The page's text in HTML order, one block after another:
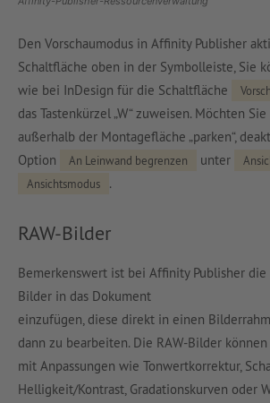
Den Vorschaumodus in Affinity Publisher
Schaltfläche oben in der Symbolleiste, Sie
wie bei InDesign für die Schaltfläche
das Tastenkürzel „W“ zuweisen. Möchten
außerhalb der Montagefläche „parken“,
Option
An Leinwand begrenzen unter
Ansichtsmodus .
RAW-Bilder
Bemerkenswert ist bei Affinity Publisher die
Bilder in das Dokument
einzufügen, diese direkt in einen
dann zu bearbeiten. Die RAW-Bilder
mit Anpassungen wie Tonwertkorrektur,
Helligkeit/Kontrast, Gradationskurven oder